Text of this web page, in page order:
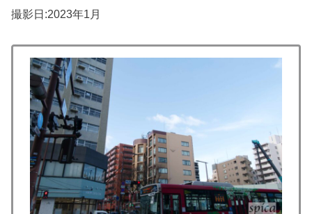
撮影日:2023年1月